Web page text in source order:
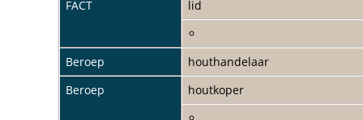
zaterdag 11 mei 1844
Leiden
Plaats instelling:
Leiden
Collectiegebied:
FACT lid
Beroep
houthandelaar
Beroep
houtkoper